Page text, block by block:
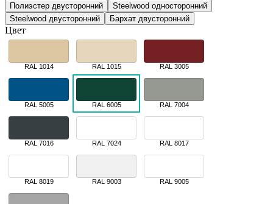
Полиэстер двусторонний
Steelwood односторонний
Steelwood двусторонний
Бархат двусторонний
Цвет
RAL 1014 RAL 1015 RAL 3005
RAL 5005 RAL 6005 RAL 7004
RAL 7016 RAL 7024 RAL 8017
RAL 8019 RAL 9003 RAL 9005